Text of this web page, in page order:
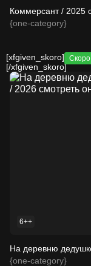
{one-category}
[xfgiven_skoro] Скоро
[/xfgiven_skoro]
6++
{one-category}